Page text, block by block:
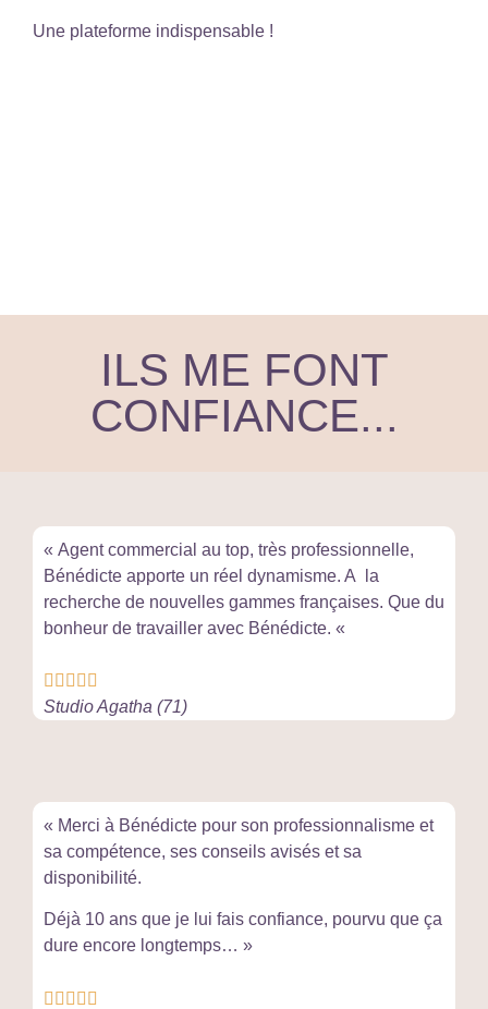
Une plateforme indispensable !
ILS ME FONT
CONFIANCE...
« Agent commercial au top, très professionnelle,
Bénédicte apporte un réel dynamisme. A la
recherche de nouvelles gammes françaises. Que du
bonheur de travailler avec Bénédicte. «
    
Studio Agatha (71)
« Merci à Bénédicte pour son professionnalisme et
sa compétence, ses conseils avisés et sa
disponibilité.
Déjà 10 ans que je lui fais confiance, pourvu que ça
dure encore longtemps… »
    